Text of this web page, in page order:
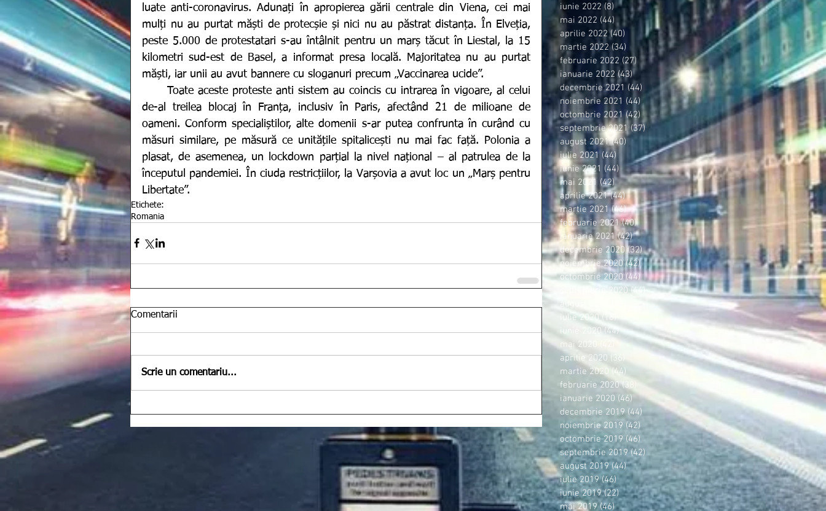
luate anti-coronavirus. Adunați în apropierea gării centrale din Viena, cei mai
mulți nu au purtat măști de protecșie și nici nu au păstrat distanța. În Elveția,
peste 5.000 de protestatari s-au întâlnit pentru un marș tăcut în Liestal, la 15
kilometri sud-est de Basel, a informat presa locală. Majoritatea nu au purtat
măști, iar unii au avut bannere cu sloganuri precum „Vaccinarea ucide”.
de-al treilea blocaj în Franța, inclusiv în Paris, afectând 21 de milioane de
oameni. Conform specialiștilor, alte domenii s-ar putea confrunta în curând cu
măsuri similare, pe măsură ce unitățile spitalicești nu mai fac față. Polonia a
plasat, de asemenea, un lockdown parțial la nivel național – al patrulea de la
începutul pandemiei. În ciuda restricțiilor, la Varșovia a avut loc un „Marș pentru
Libertate”.
Etichete:
Romania
Comentarii
Scrie un comentariu...
iunie 2022 (8)8 postări
mai 2022 (44) 44 postări
aprilie 2022 (40) 40 postări
martie 2022 (34) 34 postări
februarie 2022 (27) 27 postări
ianuarie 2022 (43)43 postări
decembrie 2021 (44) 44 postări
noiembrie 2021 (44) 44 postări
octombrie 2021 (42) 42 postări
septembrie 2021 (37)37 postări
august 2021 (40) 40 postări
iulie 2021 (44) 44 postări
iunie 2021 (44) 44 postări
mai 2021 (42)42 postări
aprilie 2021 (44)44 postări
martie 2021 (46)46 postări
februarie 2021 (40)40 postări
ianuarie 2021 (42)42 postări
decembrie 2020 (32)32 postări
noiembrie 2020 (42)42 postări
octombrie 2020 (44)44 postări
septembrie 2020 (44)44 postări
42 postări
iulie 2020 (16)
iunie 2020 (44)44 postări
mai 2020
42 postări
aprilie 2020 (36)
36 postări
martie 2020 (44)
februarie 2020 (38) 38 postări
ianuarie 2020 (46)46 postări
decembrie 2019 (44)44 postări
noiembrie 2019 (42) 42 postări
octombrie 2019 (46) 46 postări
septembrie 2019 (42) 42 postări
august 2019 (44)44 postări
iulie 2019 (46) 46 postări
iunie 2019 (22)22 postări
mai 2019 (46)46 postări